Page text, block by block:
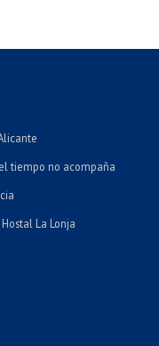
tiempo no acompaña
La Lonja